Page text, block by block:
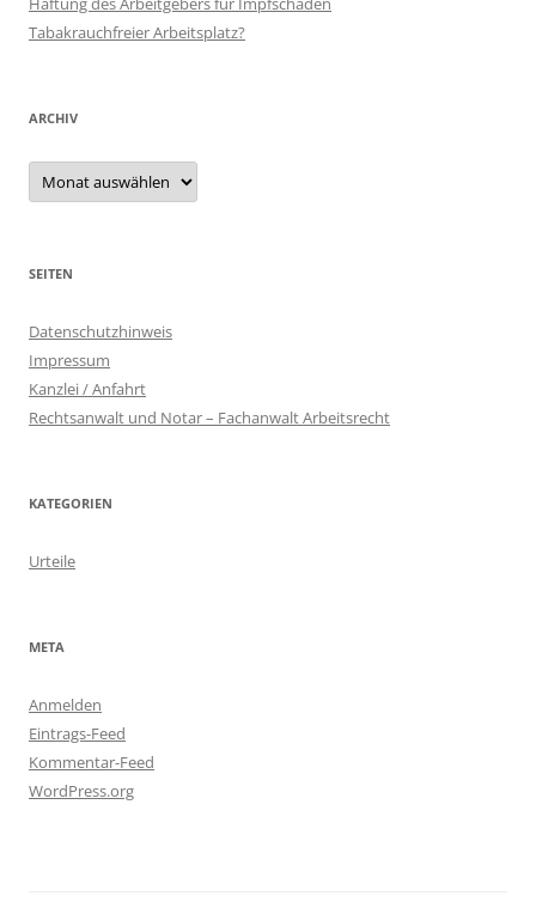
Tabakrauchfreier Arbeitsplatz?
ARCHIV
Archiv
SEITEN
Datenschutzhinweis
Impressum
Kanzlei / Anfahrt
Rechtsanwalt und Notar – Fachanwalt Arbeitsrecht
KATEGORIEN
Urteile
META
Anmelden
Eintrags-Feed
Kommentar-Feed
WordPress.org